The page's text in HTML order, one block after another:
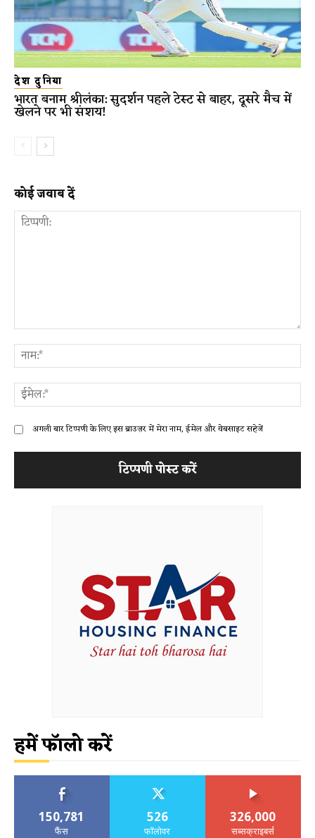
देश दुनिया
भारत बनाम श्रीलंका: सुदर्शन पहले टेस्ट से बाहर, दूसरे मैच में
खेलने पर भी संशय!
कोई जवाब दें
अगली बार टिप्पणी के लिए इस ब्राउज़र में मेरा नाम, ईमेल और वेबसाइट सहेजें
हमें फॉलो करें
150,781
फैंस
526
फॉलोवर
326,000
सब्सक्राइबर्स